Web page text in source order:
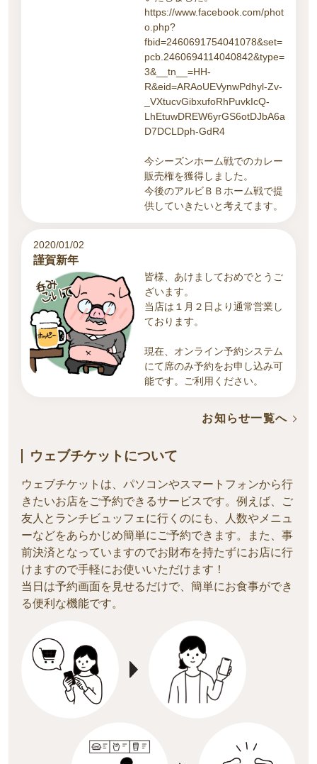
お知らせ一覧へ
https://www.facebook.com/phot
o.php?
fbid=2460691754041078&set=
pcb.2460694114040842&type=
3&__tn__=HH-
R&eid=ARAoUEVynwPdhyl-Zv-
_VXtucvGibxufoRhPuvkIcQ-
LhEtuwDREW6yrGS6otDJbA6a
D7DCLDph-GdR4
今シーズンホーム戦でのカレー
販売権を獲得しました。
今後のアルビＢＢホーム戦で提
供していきたいと考えてます。
2020/01/02
謹賀新年
皆様、あけましておめでとうご
ざいます。
当店は１月２日より通常営業し
ております。
現在、オンライン予約システム
にて席のみ予約をお申し込み可
能です。ご利用ください。
ウェブチケットについて
ウェブチケットは、パソコンやスマートフォンから行
きたいお店をご予約できるサービスです。例えば、ご
友人とランチビュッフェに行くのにも、人数やメニ ュ
ーなどをあらかじめ簡単にご予約できます。また、事
前決済となっていますのでお財布を持たずにお店に行
けますので手軽にお使いいただけます！
当日は予約画面を見せるだけで、簡単にお食事ができ
る便利な機能です。